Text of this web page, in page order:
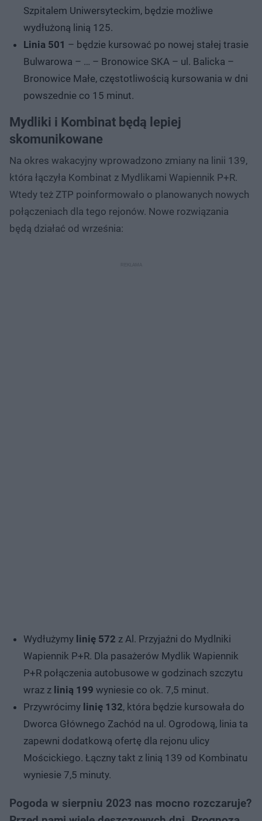
Szpitalem Uniwersyteckim, będzie możliwe
wydłużoną linią 125.
Linia 501 – będzie kursować po nowej stałej trasie
Bulwarowa – … – Bronowice SKA – ul. Balicka –
Bronowice Małe, częstotliwością kursowania w dni
powszednie co 15 minut.
Mydliki i Kombinat będą lepiej
skomunikowane
Na okres wakacyjny wprowadzono zmiany na linii 139,
która łączyła Kombinat z Mydlikami Wapiennik P+R.
Wtedy też ZTP poinformowało o planowanych nowych
połączeniach dla tego rejonów. Nowe rozwiązania
będą działać od września:
Wydłużymy linię 572 z Al. Przyjaźni do Mydlniki
Wapiennik P+R. Dla pasażerów Mydlik Wapiennik
P+R połączenia autobusowe w godzinach szczytu
wraz z linią 199 wyniesie co ok. 7,5 minut.
Przywrócimy linię 132, która będzie kursowała do
Dworca Głównego Zachód na ul. Ogrodową, linia ta
zapewni dodatkową ofertę dla rejonu ulicy
Mościckiego. Łączny takt z linią 139 od Kombinatu
wyniesie 7,5 minuty.
Pogoda w sierpniu 2023 nas mocno rozczaruje?